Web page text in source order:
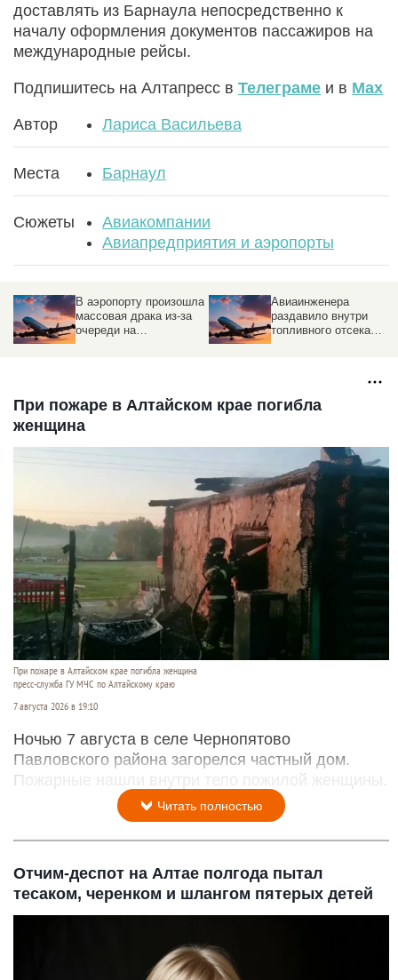
доставлять из Барнаула непосредственно к
началу оформления документов пассажиров на
международные рейсы.
Подпишитесь на Алтапресс в Телеграме и в Max
Автор Лариса Васильева
Места Барнаул
Сюжеты
Авиакомпании
Авиапредприятия и аэропорты
В аэропорту произошла
массовая драка из-за
очереди на
Авиаинженера
раздавило внутри
топливного отсека
При пожаре в Алтайском крае погибла
женщина
При пожаре в Алтайском крае погибла женщина
пресс-служба ГУ МЧС по Алтайскому краю
7 августа 2026 в 19:10
Ночью 7 августа в селе Чернопятово
Павловского района загорелся частный дом.
Пожарные нашли внутри тело пожилой женщины.
Читать полностью
Отчим-деспот на Алтае полгода пытал
тесаком, черенком и шлангом пятерых детей